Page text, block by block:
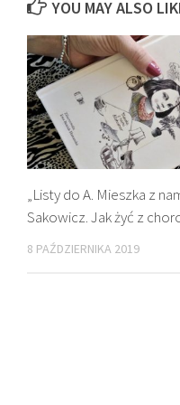
YOU MAY ALSO
„Listy do A. Mieszka z
Sakowicz. Jak żyć z
8 PAŹDZIERNIKA 2019